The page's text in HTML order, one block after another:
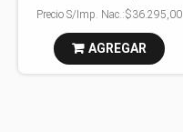
Precio S/Imp. Nac.:$36.295,00
AGREGAR